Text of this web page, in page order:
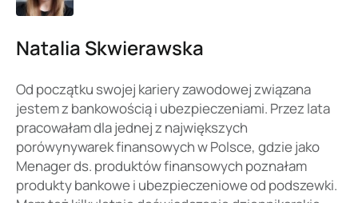
Natalia Skwierawska
Od początku swojej kariery zawodowej związana
jestem z bankowością i ubezpieczeniami. Przez lata
pracowałam dla jednej z największych
porówynywarek finansowych w Polsce, gdzie jako
Menager ds. produktów finansowych poznałam
produkty bankowe i ubezpieczeniowe od podszewki.